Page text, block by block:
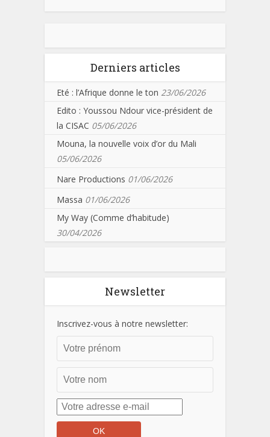
Derniers articles
Eté : l’Afrique donne le ton 23/06/2026
Edito : Youssou Ndour vice-président de
la CISAC 05/06/2026
Mouna, la nouvelle voix d’or du Mali
05/06/2026
Nare Productions 01/06/2026
Massa 01/06/2026
My Way (Comme d’habitude)
30/04/2026
Newsletter
Inscrivez-vous à notre newsletter: